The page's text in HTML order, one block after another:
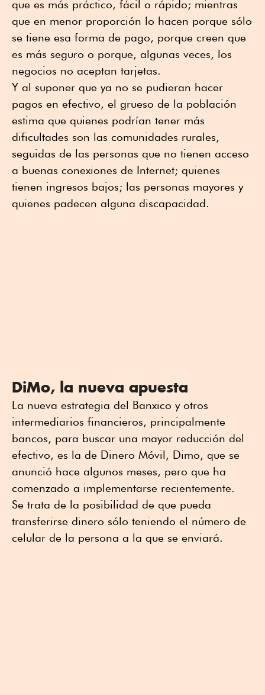
que es más práctico, fácil o rápido; mientras
que en menor proporción lo hacen porque sólo
se tiene esa forma de pago, porque creen que
es más seguro o porque, algunas veces, los
negocios no aceptan tarjetas.
Y al suponer que ya no se pudieran hacer
pagos en efectivo, el grueso de la población
estima que quienes podrían tener más
dificultades son las comunidades rurales,
seguidas de las personas que no tienen acceso
a buenas conexiones de Internet; quienes
tienen ingresos bajos; las personas mayores y
quienes padecen alguna discapacidad.
DiMo, la nueva apuesta
La nueva estrategia del Banxico y otros
intermediarios financieros, principalmente
bancos, para buscar una mayor reducción del
efectivo, es la de Dinero Móvil, Dimo, que se
anunció hace algunos meses, pero que ha
comenzado a implementarse recientemente.
Se trata de la posibilidad de que pueda
transferirse dinero sólo teniendo el número de
celular de la persona a la que se enviará.